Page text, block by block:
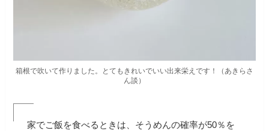
箱根で吹いて作りました。とてもきれいでいい出来栄えです！（あきらさ
ん談）
家でご飯を食べるときは、そうめんの確率が50％を